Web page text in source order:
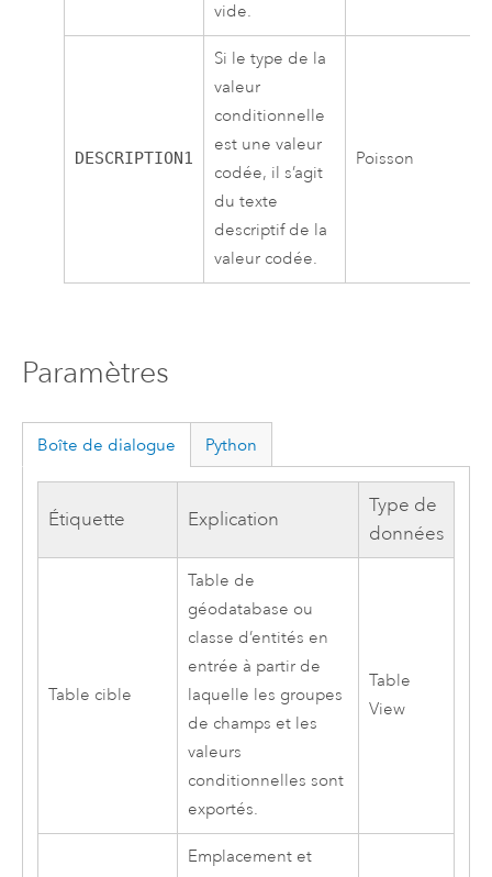
vide.
DESCRIPTION1
Si le type de la
valeur
conditionnelle
est une valeur
codée, il s’agit
du texte
descriptif de la
valeur codée.
Poisson
Paramètres
Boîte de dialogue Python
Étiquette Explication
Type de
données
Table cible
Table de
géodatabase ou
classe d’entités en
entrée à partir de
laquelle les groupes
de champs et les
valeurs
conditionnelles sont
exportés.
Table
View
Emplacement et